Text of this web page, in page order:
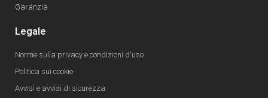
Garanzia
Legale
Norme sulla privacy e condizioni d'uso
Politica sui cookie
Avvisi e avvisi di sicurezza